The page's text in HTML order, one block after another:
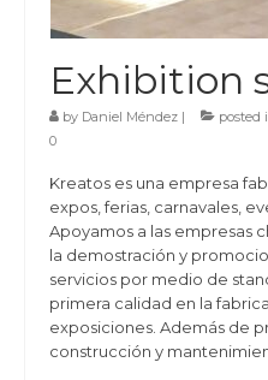
Exhibition
by Daniel Méndez | posted
0
Kreatos es una empresa
expos, ferias, carnavales,
Apoyamos a las empresas
la demostración y
servicios por medio de
primera calidad en la
exposiciones. Además de
construcción y